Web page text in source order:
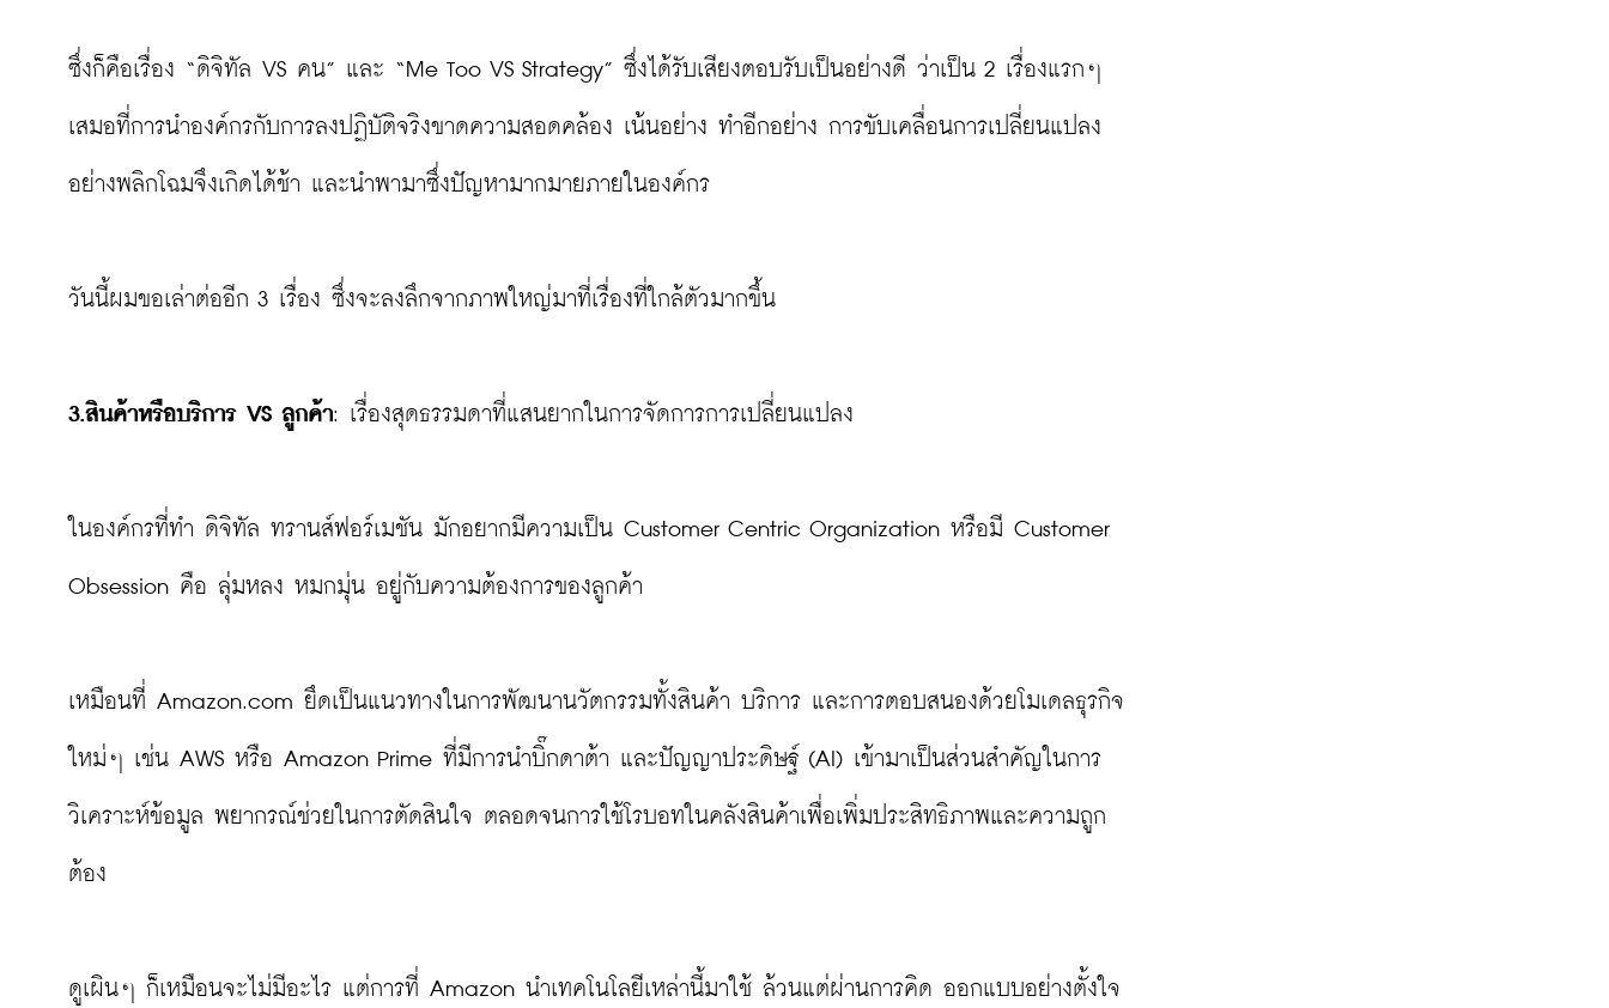
ซึ่งก็คือเรื่อง “ดิจิทัล VS คน” และ “Me Too VS Strategy” ซึ่งได้รับเสียงตอบรับเป็นอย่างดี ว่าเป็น 2 เรื่องแรกๆ
เสมอที่การนำองค์กรกับการลงปฏิบัติจริงขาดความสอดคล้อง เน้นอย่าง ทำอีกอย่าง การขับเคลื่อนการเปลี่ยนแปลง
อย่างพลิกโฉมจึงเกิดได้ช้า และนำพามาซึ่งปัญหามากมายภายในองค์กร
วันนี้ผมขอเล่าต่ออีก 3 เรื่อง ซึ่งจะลงลึกจากภาพใหญ่มาที่เรื่องที่ใกล้ตัวมากขึ้น
3.สินค้าหรือบริการ VS ลูกค้า: เรื่องสุดธรรมดาที่แสนยากในการจัดการการเปลี่ยนแปลง
ในองค์กรที่ทำ ดิจิทัล ทรานส์ฟอร์เมชัน มักอยากมีความเป็น Customer Centric Organization หรือมี Customer
Obsession คือ ลุ่มหลง หมกมุ่น อยู่กับความต้องการของลูกค้า
เหมือนที่ Amazon.com ยึดเป็นแนวทางในการพัฒนานวัตกรรมทั้งสินค้า บริการ และการตอบสนองด้วยโมเดลธุรกิจ
ใหม่ๆ เช่น AWS หรือ Amazon Prime ที่มีการนำบิ๊กดาต้า และปัญญาประดิษฐ์ (AI) เข้ามาเป็นส่วนสำคัญในการ
วิเคราะห์ข้อมูล พยากรณ์ช่วยในการตัดสินใจ ตลอดจนการใช้โรบอทในคลังสินค้าเพื่อเพิ่มประสิทธิภาพและความถูก
ต้อง
ดูเผินๆ ก็เหมือนจะไม่มีอะไร แต่การที่ Amazon นำเทคโนโลยีเหล่านี้มาใช้ ล้วนแต่ผ่านการคิด ออกแบบอย่างตั้งใจ